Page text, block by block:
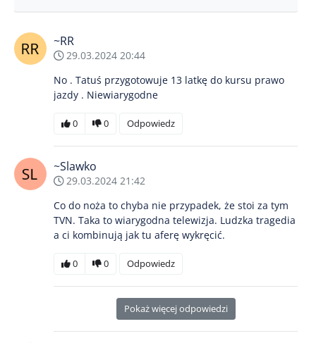
~RR
29.03.2024 20:44
No . Tatuś przygotowuje 13 latkę do kursu prawo
jazdy . Niewiarygodne
0 0 Odpowiedz
~Slawko
29.03.2024 21:42
Co do noża to chyba nie przypadek, że stoi za tym
TVN. Taka to wiarygodna telewizja. Ludzka tragedia
a ci kombinują jak tu aferę wykręcić.
0 0 Odpowiedz
Pokaż więcej odpowiedzi